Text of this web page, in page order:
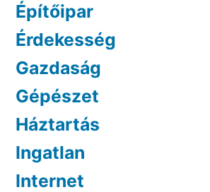
Építőipar
Érdekesség
Gazdaság
Gépészet
Háztartás
Ingatlan
Internet